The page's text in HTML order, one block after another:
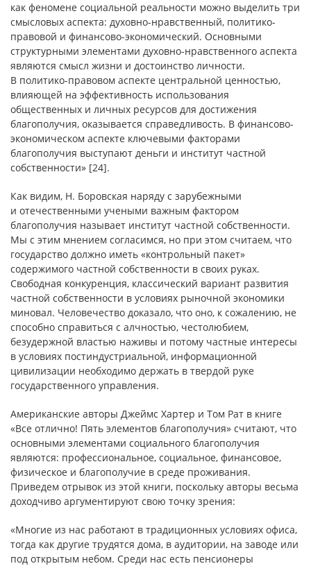
как феномене социальной реальности можно выделить три
смысловых аспекта: духовно-нравственный, политико-
правовой и финансово-экономический. Основными
структурными элементами духовно-нравственного аспекта
являются смысл жизни и достоинство личности.
В политико-правовом аспекте центральной ценностью,
влияющей на эффективность использования
общественных и личных ресурсов для достижения
благополучия, оказывается справедливость. В финансово-
экономическом аспекте ключевыми факторами
благополучия выступают деньги и институт частной
собственности» [24].
Как видим, Н. Боровская наряду с зарубежными
и отечественными учеными важным фактором
благополучия называет институт частной собственности.
Мы с этим мнением согласимся, но при этом считаем, что
государство должно иметь «контрольный пакет»
содержимого частной собственности в своих руках.
Свободная конкуренция, классический вариант развития
частной собственности в условиях рыночной экономики
миновал. Человечество доказало, что оно, к сожалению, не
способно справиться с алчностью, честолюбием,
безудержной властью наживы и потому частные интересы
в условиях постиндустриальной, информационной
цивилизации необходимо держать в твердой руке
государственного управления.
Американские авторы Джеймс Хартер и Том Рат в книге
«Все отлично! Пять элементов благополучия» считают, что
основными элементами социального благополучия
являются: профессиональное, социальное, финансовое,
физическое и благополучие в среде проживания.
Приведем отрывок из этой книги, поскольку авторы весьма
доходчиво аргументируют свою точку зрения:
«Многие из нас работают в традиционных условиях офиса,
тогда как другие трудятся дома, в аудитории, на заводе или
под открытым небом. Среди нас есть пенсионеры